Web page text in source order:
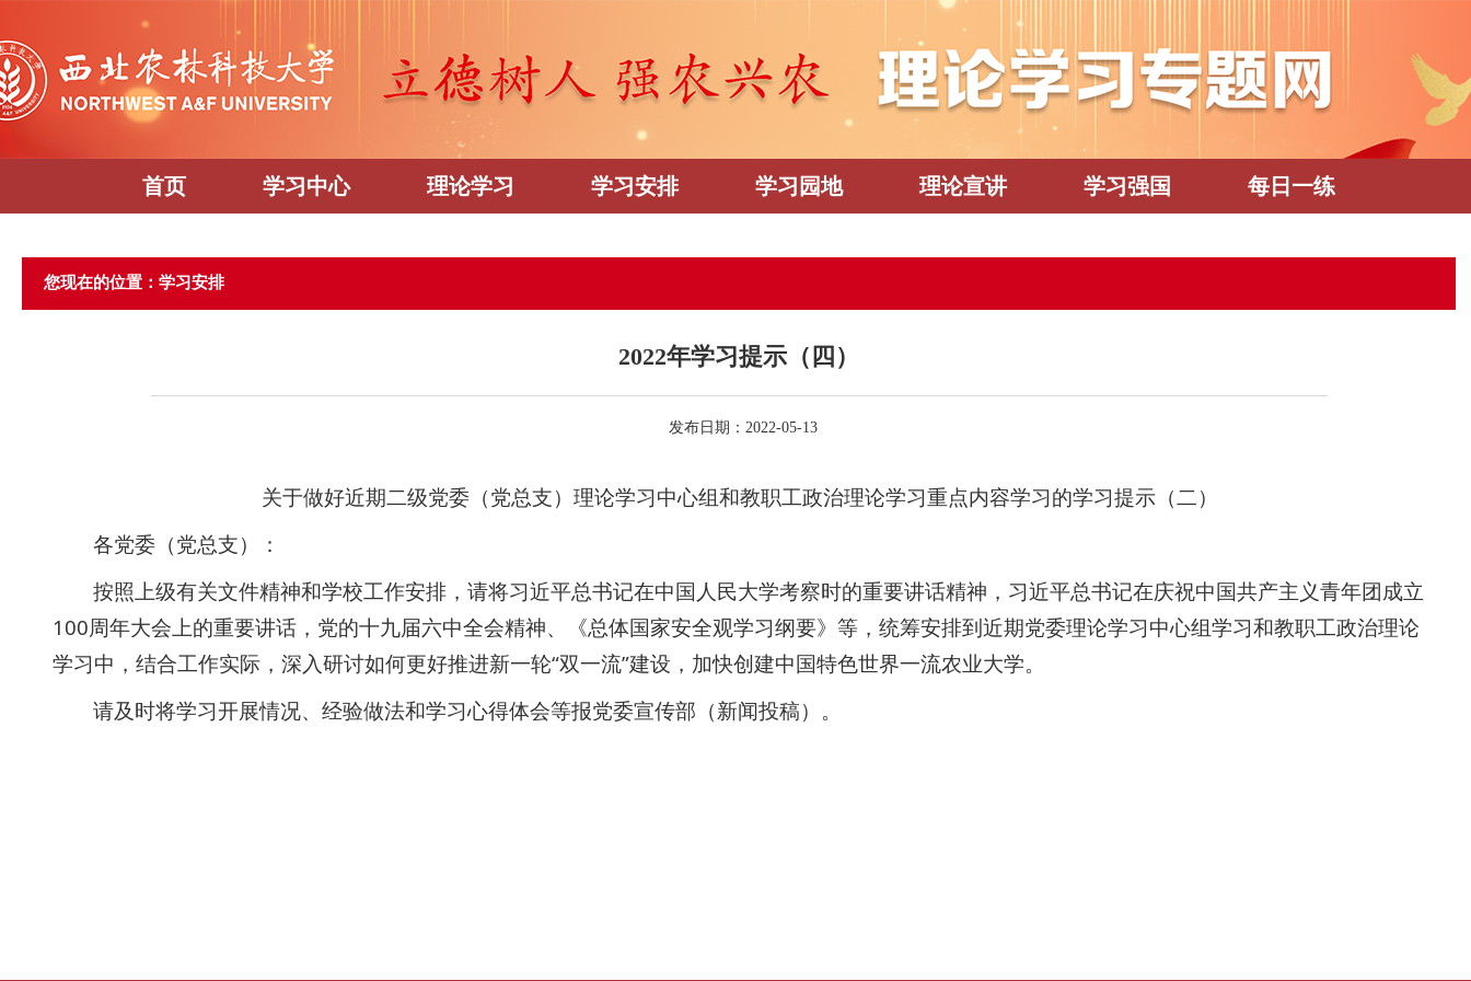
首页 学习中心 理论学习 学习安排 学习园地 理论宣讲 学习强国 每日一练
您现在的位置：学习安排
2022年学习提示（四）
发布日期：2022-05-13
关于做好近期二级党委（党总支）理论学习中心组和教职工政治理论学习重点内容学习的学习提示（二）
各党委（党总支）：
按照上级有关文件精神和学校工作安排，请将习近平总书记在中国人民大学考察时的重要讲话精神，习近平总书记在庆祝中国共产主义青年团成立
100周年大会上的重要讲话，党的十九届六中全会精神、《总体国家安全观学习纲要》等， 统筹安排到近期党委理论学习中心组学习和教职工政治理论
学习中， 结合工作实际，深入研讨如何更好推进新一轮“双一流”建设，加快创建中国特色世界一流农业大学。
请及时将学习开展情况、经验做法和学习心得体会等报党委宣传部（新闻投稿）。